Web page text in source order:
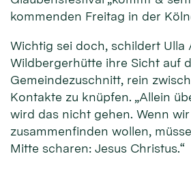
kommenden Freitag in der
Wichtig sei doch, schildert Ulla
Wildbergerhütte ihre Sicht auf
Gemeindezuschnitt, rein
Kontakte zu knüpfen. „Allein
wird das nicht gehen. Wenn
zusammenfinden wollen,
Mitte scharen: Jesus Christus.“